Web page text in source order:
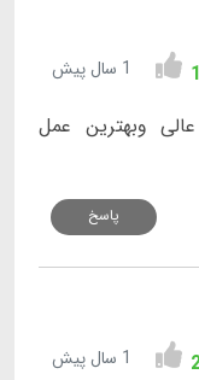
1 1 سال پیش
وبهترین عمل
پاسخ
1 سال پیش